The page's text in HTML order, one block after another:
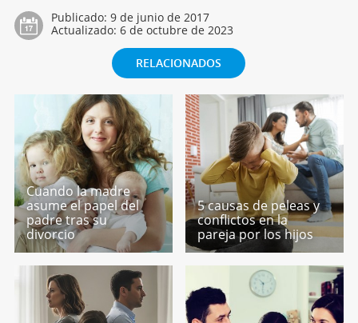
Publicado: 9 de junio de 2017
Actualizado: 6 de octubre de 2023
RELACIONADOS
Cuando la madre
asume el papel del
padre tras su
divorcio
5 causas de peleas y
conflictos en la
pareja por los hijos